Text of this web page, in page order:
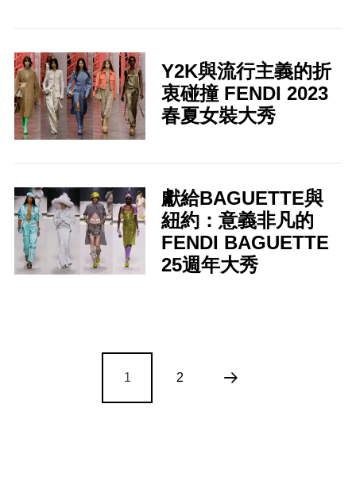
Y2K與流行主義的折
衷碰撞 FENDI 2023
春夏女裝大秀
獻給BAGUETTE與
紐約：意義非凡的
FENDI BAGUETTE
25週年大秀
1 2